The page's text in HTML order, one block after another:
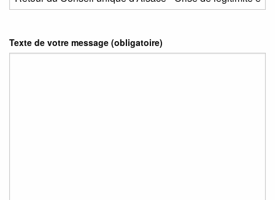
Texte de votre message (obligatoire)